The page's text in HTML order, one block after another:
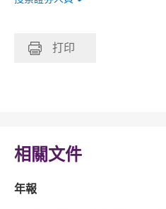
打印
相關文件
年報